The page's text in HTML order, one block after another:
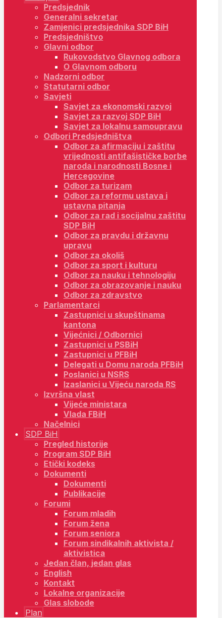
Predsjednik
Generalni sekretar
Zamjenici predsjednika SDP BiH
Predsjedništvo
Glavni odbor
Rukovodstvo Glavnog odbora
O Glavnom odboru
Nadzorni odbor
Statutarni odbor
Savjeti
Savjet za ekonomski razvoj
Savjet za razvoj SDP BiH
Savjet za lokalnu samoupravu
Odbori Predsjedništva
Odbor za afirmaciju i zaštitu
vrijednosti antifašističke borbe
naroda i narodnosti Bosne i
Hercegovine
Odbor za turizam
Odbor za reformu ustava i
ustavna pitanja
Odbor za rad i socijalnu zaštitu
SDP BiH
Odbor za pravdu i državnu
upravu
Odbor za okoliš
Odbor za sport i kulturu
Odbor za nauku i tehnologiju
Odbor za obrazovanje i nauku
Odbor za zdravstvo
Parlamentarci
Zastupnici u skupštinama
kantona
Vijećnici / Odbornici
Zastupnici u PSBiH
Zastupnici u PFBiH
Delegati u Domu naroda PFBiH
Poslanici u NSRS
Izaslanici u Vijeću naroda RS
Izvršna vlast
Vijeće ministara
Vlada FBiH
Načelnici
SDP BiH
Pregled historije
Program SDP BiH
Etički kodeks
Dokumenti
Dokumenti
Publikacije
Forumi
Forum mladih
Forum žena
Forum seniora
Forum sindikalnih aktivista /
aktivistica
Jedan član, jedan glas
English
Kontakt
Lokalne organizacije
Glas slobode
Plan